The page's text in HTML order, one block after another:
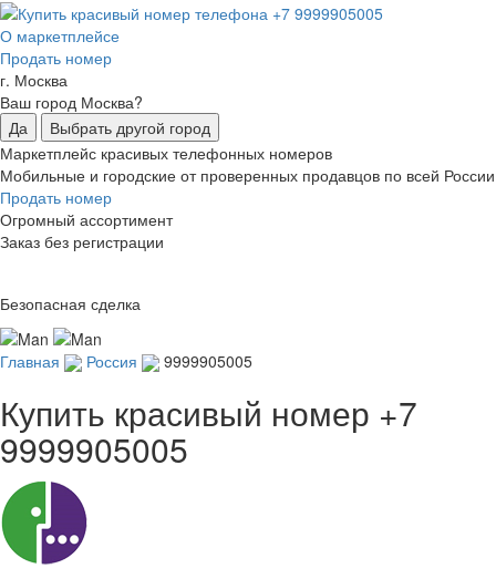
О маркетплейсе
Продать номер
г. Москва
Ваш город Москва?
Да
Выбрать другой город
Маркетплейс красивых телефонных номеров
Мобильные и городские от проверенных продавцов по всей России
Продать номер
Огромный ассортимент
Заказ без регистрации
Безопасная сделка
Главная Россия 9999905005
Купить красивый номер +7
9999905005